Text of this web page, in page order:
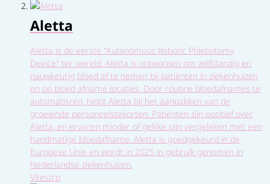
Aletta
Aletta is de eerste "Autonomous Robotic Phlebotomy
Device" ter wereld. Aletta is ontworpen om zelfstandig en
nauwkeurig bloed af te nemen bij patiënten in ziekenhuizen
en op bloed afname locaties. Door routine bloedafnames te
automatisren, helpt Aletta bij het aanpakken van de
groeiende personeelstekorten. Patiënten zijn positief over
Aletta, en ervaren minder of gelijke pijn vergeleken met een
handmatige bloedafname. Aletta is goedgekeurd in de
Europese Unie en wordt in 2025 in gebruik genomen in
Nederlandse ziekenhuizen.
Vitestro